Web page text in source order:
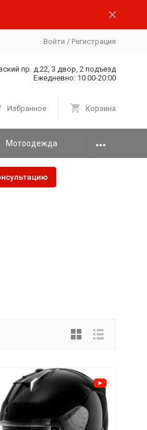
Войти / Регистрация
пр. д.22, 3 двор, 2 подъезд
Ежедневно: 10:00-20:00
Избранное Корзина
Мотоодежда